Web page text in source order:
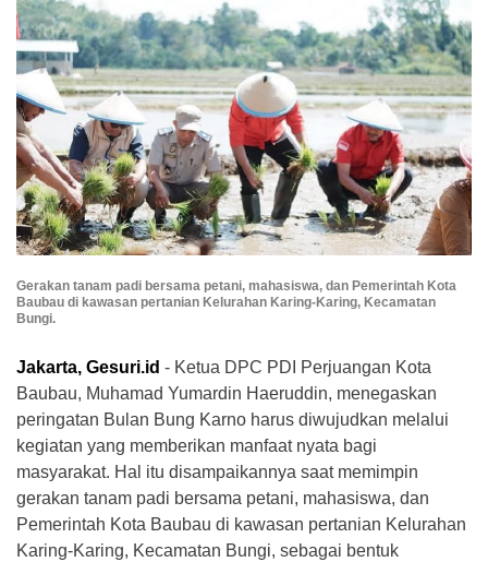
Gerakan tanam padi bersama petani, mahasiswa, dan Pemerintah Kota
Baubau di kawasan pertanian Kelurahan Karing-Karing, Kecamatan
Bungi.
Jakarta, Gesuri.id - Ketua DPC PDI Perjuangan Kota
Baubau, Muhamad Yumardin Haeruddin, menegaskan
peringatan Bulan Bung Karno harus diwujudkan melalui
kegiatan yang memberikan manfaat nyata bagi
masyarakat. Hal itu disampaikannya saat memimpin
gerakan tanam padi bersama petani, mahasiswa, dan
Pemerintah Kota Baubau di kawasan pertanian Kelurahan
Karing-Karing, Kecamatan Bungi, sebagai bentuk